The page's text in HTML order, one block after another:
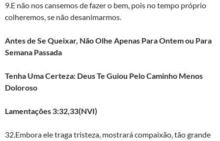
9.E não nos cansemos de fazer o bem, pois no tempo próprio
colheremos, se não desanimarmos.
Antes de Se Queixar, Não Olhe Apenas Para Ontem ou Para
Semana Passada
Tenha Uma Certeza: Deus Te Guiou Pelo Caminho Menos
Doloroso
Lamentações 3:32,33(NVI)
32.Embora ele traga tristeza, mostrará compaixão, tão grande